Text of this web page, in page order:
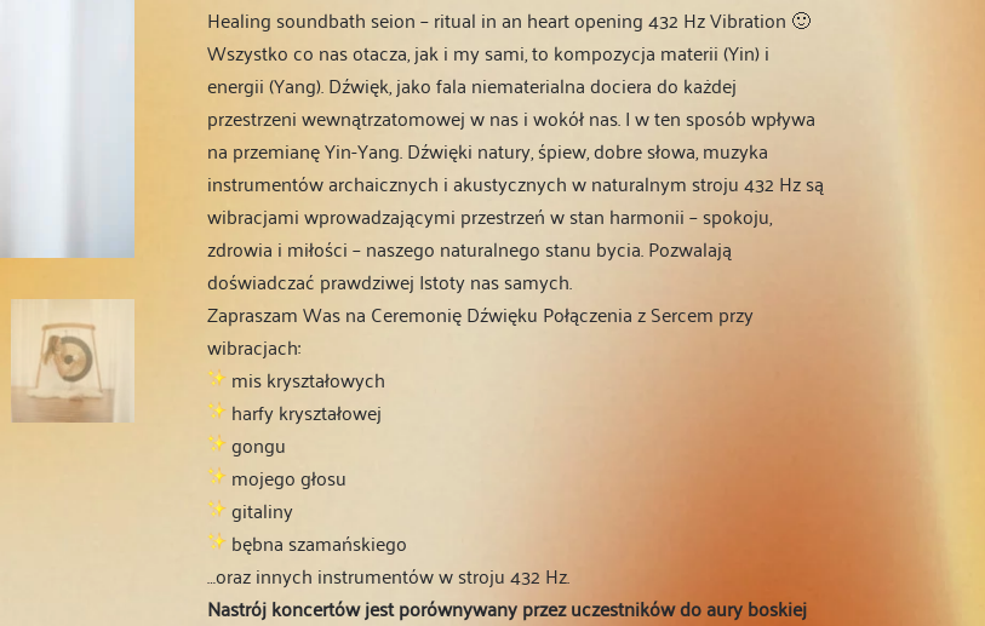
Healing soundbath seion – ritual in an heart opening 432 Hz Vibration 🙂
Wszystko co nas otacza, jak i my sami, to kompozycja materii (Yin) i
energii (Yang). Dźwięk, jako fala niematerialna dociera do każdej
przestrzeni wewnątrzatomowej w nas i wokół nas. I w ten sposób wpływa
na przemianę Yin-Yang. Dźwięki natury, śpiew, dobre słowa, muzyka
instrumentów archaicznych i akustycznych w naturalnym stroju 432 Hz są
wibracjami wprowadzającymi przestrzeń w stan harmonii – spokoju,
zdrowia i miłości – naszego naturalnego stanu bycia. Pozwalają
doświadczać prawdziwej Istoty nas samych.
Zapraszam Was na Ceremonię Dźwięku Połączenia z Sercem przy
wibracjach:
mis kryształowych
harfy kryształowej
gongu
mojego głosu
gitaliny
bębna szamańskiego
…oraz innych instrumentów w stroju 432 Hz.
Nastrój koncertów jest porównywany przez uczestników do aury boskiej